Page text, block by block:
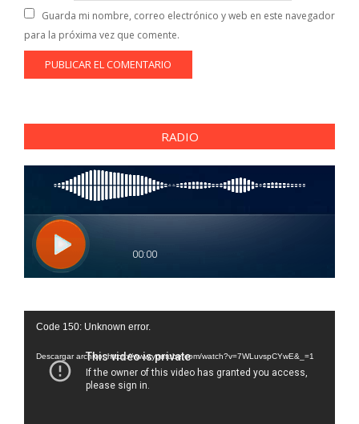
Guarda mi nombre, correo electrónico y web en este navegador
para la próxima vez que comente.
RADIO
Reproductor
vídeo
Code 150: Unknown error.
Descargar archivo: https://www.youtube.com/watch?v=7WLuvspCYwE&_=1